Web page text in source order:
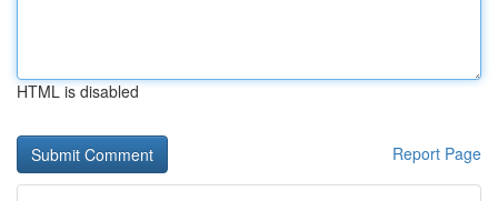
HTML is disabled
Report Page